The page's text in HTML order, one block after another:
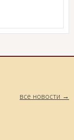
все новости